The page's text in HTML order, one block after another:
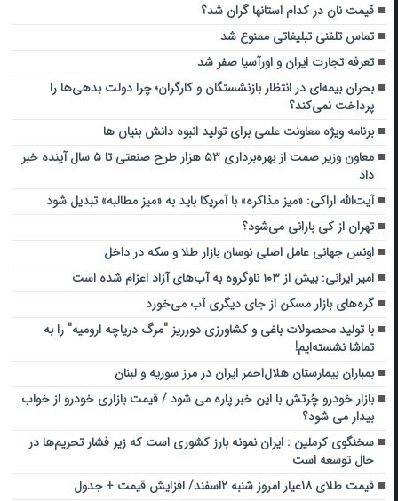
قیمت نان در کدام استانها گران شد؟
تماس تلفنی تبلیغاتی ممنوع شد
تعرفه تجارت ایران و اورآسیا صفر شد
بحران بیمه‌ای در انتظار بازنشستگان و کارگران؛ چرا دولت بدهی‌ها را
پرداخت نمی‌کند؟
برنامه ویژه معاونت علمی برای تولید انبوه دانش بنیان ها
معاون وزیر صمت از بهره‌برداری ۵۳ هزار طرح صنعتی تا ۵ سال آینده خبر
داد
آیت‌الله اراکی: «میز مذاکره» با آمریکا باید به «میز مطالبه» تبدیل شود
تهران از کی بارانی می‌شود؟
اونس جهانی عامل اصلی نوسان بازار طلا و سکه در داخل
امیر ایرانی: بیش از ۱۰۳ ناوگروه به آب‌های آزاد اعزام شده است
گره‌های بازار مسکن از جای دیگری آب می‌خورد
با تولید محصولات باغی و کشاورزی دورریز "مرگ دریاچه ارومیه" را به
تماشا نشسته‌ایم!
بمباران بیمارستان هلال‌احمر ایران در مرز سوریه و لبنان
بازار خودرو چُرتش با این خبر پاره می شود / قیمت بازاری خودرو از خواب
بیدار می شود؟
سخنگوی کرملین : ایران نمونه بارز کشوری است که زیر فشار تحریم‌ها در
حال توسعه است
قیمت طلای ۱۸عیار امروز شنبه ۲اسفند/ افزایش قیمت + جدول